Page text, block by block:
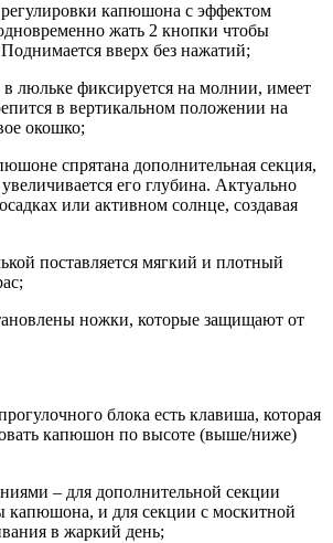
капюшона с эффектом
жать 2 кнопки чтобы
вверх без нажатий;
люльке фиксируется на молнии, имеет
в вертикальном положении на
окошко;
спрятана дополнительная секция,
его глубина. Актуально
или активном солнце, создавая
поставляется мягкий и плотный
ножки, которые защищают от
блока есть клавиша, которая
капюшон по высоте (выше/ниже)
– для дополнительной секции
капюшона, и для секции с москитной
в жаркий день;